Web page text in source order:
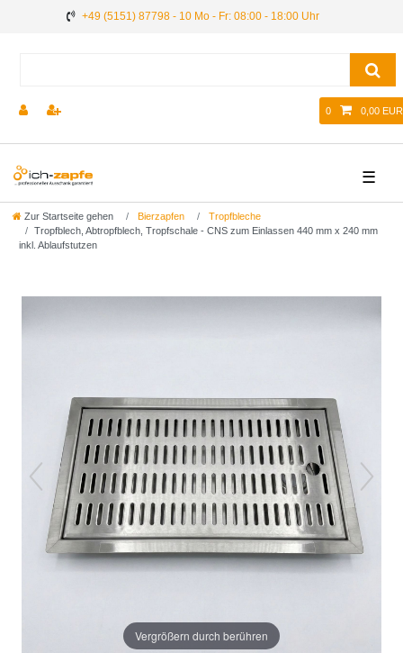
+49 (5151) 87798 - 10 Mo - Fr: 08:00 - 18:00 Uhr
0 0,00 EUR
☰
Zur Startseite gehen Bierzapfen
Tropfbleche
Tropfblech, Abtropfblech, Tropfschale - CNS zum Einlassen 440 mm x 240 mm
inkl. Ablaufstutzen
Vergrößern durch berühren